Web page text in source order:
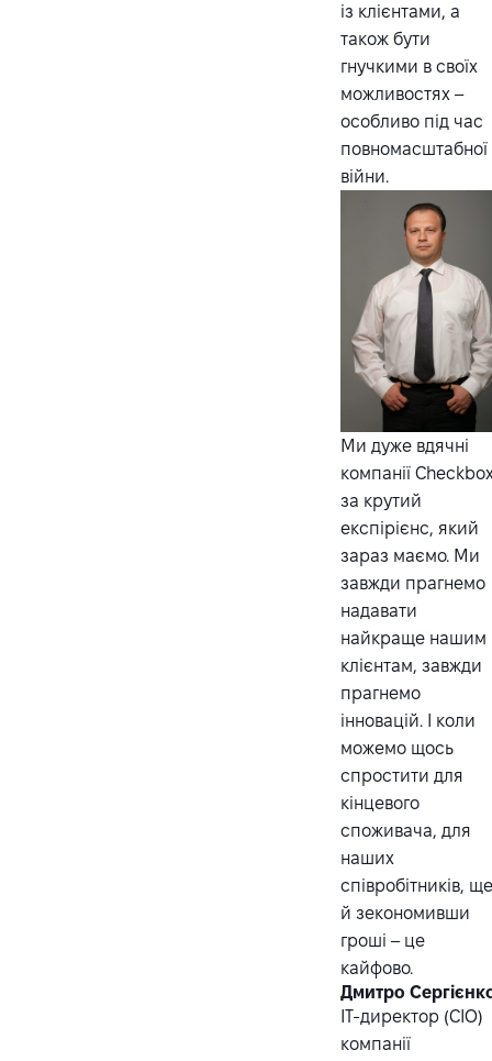
із клієнтами, а
також бути
гнучкими в своїх
можливостях –
особливо під час
повномасштабної
війни.
Ми дуже вдячні
компанії
за крутий
експірієнс, який
зараз маємо. Ми
завжди прагнемо
надавати
найкраще нашим
клієнтам, завжди
прагнемо
інновацій. І коли
можемо щось
спростити для
кінцевого
споживача, для
наших
співробітників,
й зекономивши
гроші – це
кайфово.
Дмитро
ІТ-директор (CIO)
компанії